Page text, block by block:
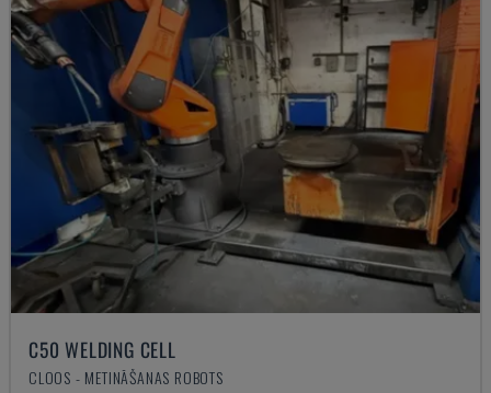
C50 WELDING CELL
CLOOS - METINĀŠANAS ROBOTS